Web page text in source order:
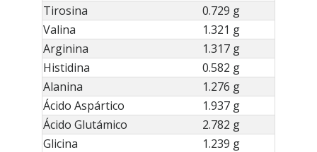
Tirosina
0.729 g
Valina
1.321 g
Arginina
1.317 g
Histidina
0.582 g
Alanina
1.276 g
Ácido Aspártico
1.937 g
Ácido Glutámico
2.782 g
Glicina
1.239 g